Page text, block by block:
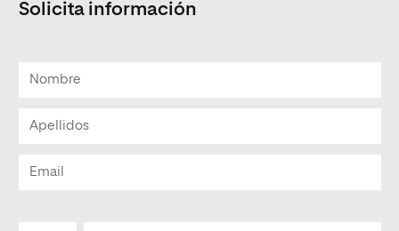
Solicita información